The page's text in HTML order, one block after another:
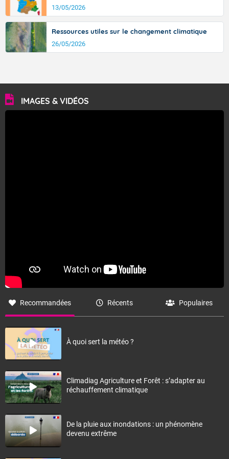
13/05/2026
Ressources utiles sur le changement climatique
26/05/2026
IMAGES & VIDÉOS
Recommandées Récents Populaires
À quoi sert la météo ?
Climadiag Agriculture et Forêt : s’adapter au
réchauffement climatique
De la pluie aux inondations : un phénomène
devenu extrême